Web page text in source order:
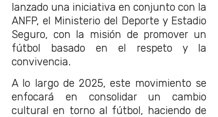
lanzado una iniciativa en conjunto con la
ANFP, el Ministerio del Deporte y Estadio
Seguro, con la misión de promover un
fútbol basado en el respeto y la
convivencia.
A lo largo de 2025, este movimiento se
enfocará en consolidar un cambio
cultural en torno al fútbol, haciendo de